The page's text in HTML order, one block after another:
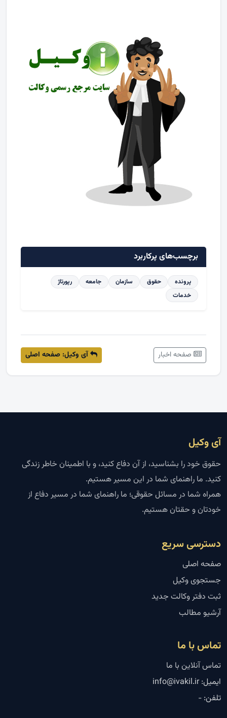
برچسب‌های پرکاربرد
پرونده حقوق سازمان جامعه
رپورتاژ
خدمات
صفحه اخبار آی وکیل: صفحه اصلی
آی وکیل
حقوق خود را بشناسید، از آن دفاع کنید، و با اطمینان خاطر زندگی
کنید. ما راهنمای شما در این مسیر هستیم.
همراه شما در مسائل حقوقی؛ ما راهنمای شما در مسیر دفاع از
خودتان و حقتان هستیم.
دسترسی سریع
صفحه اصلی
جستجوی وکیل
ثبت دفتر وکالت جدید
آرشیو مطالب
تماس با ما
تماس آنلاین با ما
ایمیل: info@ivakil.ir
تلفن: -